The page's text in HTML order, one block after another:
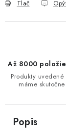
Tlač
Až 8000
Produkty
máme
Popis